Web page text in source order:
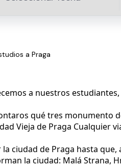
a Praga
a nuestros
qué tres monumento
Vieja de Praga Cualquier
ciudad de Praga hasta
la ciudad: Malá Strana,